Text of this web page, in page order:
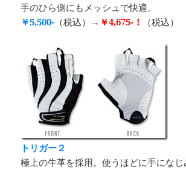
手のひら側にもメッシュで快適。
￥5,500- （税込）→ ￥4,675-！ （税込）
トリガー２
極上の牛革を採用。使うほどに手になじ